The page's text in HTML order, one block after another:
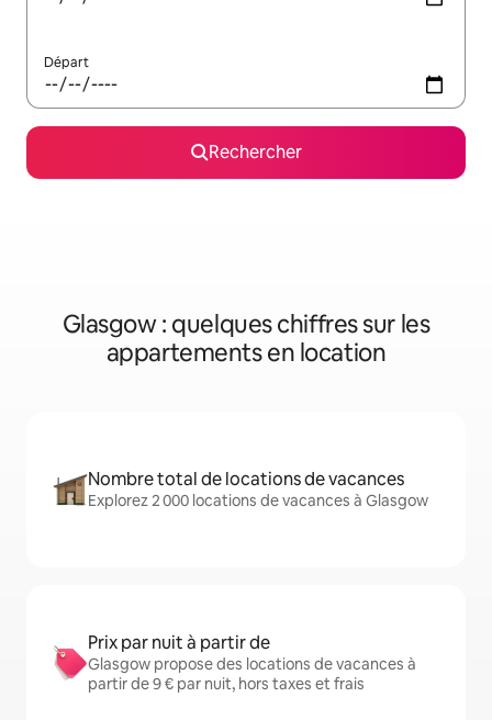
Départ
Rechercher
Glasgow : quelques chiffres sur les
appartements en location
Nombre total de locations de vacances
Explorez 2 000 locations de vacances à Glasgow
Prix par nuit à partir de
Glasgow propose des locations de vacances à
partir de 9 € par nuit, hors taxes et frais